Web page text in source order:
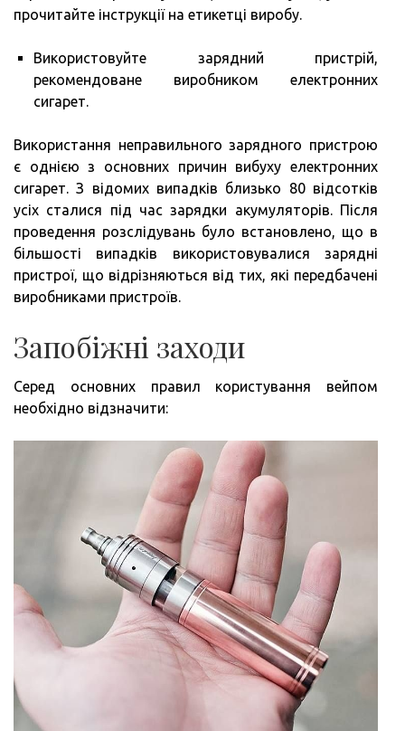
прочитайте інструкції на етикетці виробу.
Використовуйте зарядний пристрій,
рекомендоване виробником електронних
сигарет.
Використання неправильного зарядного пристрою
є однією з основних причин вибуху електронних
сигарет. З відомих випадків близько 80 відсотків
усіх сталися під час зарядки акумуляторів. Після
проведення розслідувань було встановлено, що в
більшості випадків використовувалися зарядні
пристрої, що відрізняються від тих, які передбачені
виробниками пристроїв.
Запобіжні заходи
Серед основних правил користування вейпом
необхідно відзначити: